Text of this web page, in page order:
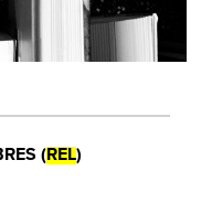
(REL)